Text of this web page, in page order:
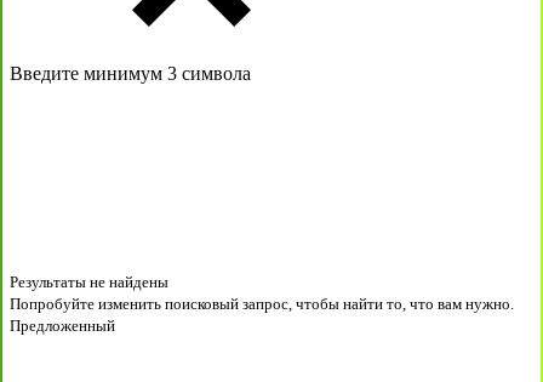
Введите минимум 3 символа
Результаты не найдены
Попробуйте изменить поисковый запрос, чтобы найти то, что вам нужно.
Предложенный